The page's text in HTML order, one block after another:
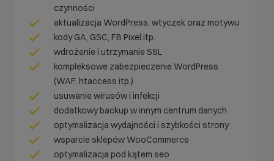
czynności
aktualizacja WordPress, wtyczek oraz motywu
kody GA, GSC, FB Pixel itp.
wdrożenie i utrzymanie SSL
kompleksowe zabezpieczenie WordPress
(WAF, htaccess itp.)
usuwanie wirusów i infekcji
dodatkowy backup w innym centrum danych
optymalizacja wydajności i szybkości strony
wsparcie sklepów WooCommerce
optymalizacja pod kątem seo